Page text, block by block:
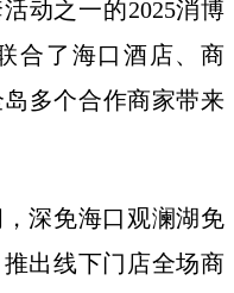
动之一的2025消博
合了海口酒店、商
多个合作商家带来
深免海口观澜湖免
出线下门店全场商